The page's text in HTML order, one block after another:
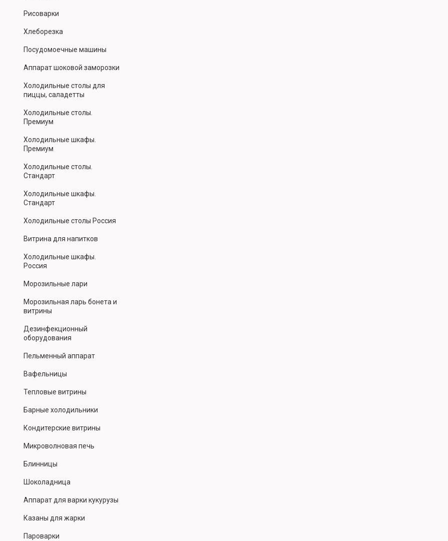
Рисоварки
Хлеборезка
Посудомоечные машины
Аппарат шоковой заморозки
Холодильные столы для
пиццы, саладетты
Холодильные столы.
Премиум
Холодильные шкафы.
Премиум
Холодильные столы.
Стандарт
Холодильные шкафы.
Стандарт
Холодильные столы Россия
Витрина для напитков
Холодильные шкафы.
Россия
Морозильные лари
Морозильная ларь бонета и
витрины
Дезинфекционный
оборудования
Пельменный аппарат
Вафельницы
Тепловые витрины
Барные холодильники
Кондитерские витрины
Микроволновая печь
Блинницы
Шоколадница
Аппарат для варки кукурузы
Казаны для жарки
Пароварки